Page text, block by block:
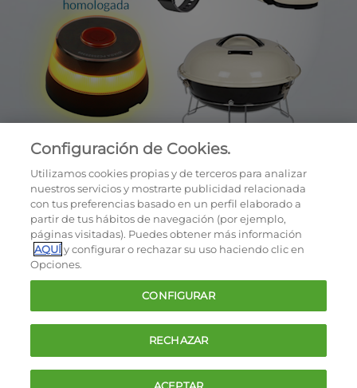
Cookies
Política de privacidad
Términos y condiciones de la oferta
Contacto
FAQ
Configuración de Cookies.
Utilizamos cookies propias y de terceros para analizar
nuestros servicios y mostrarte publicidad relacionada
con tus preferencias basado en un perfil elaborado a
partir de tus hábitos de navegación (por ejemplo,
páginas visitadas). Puedes obtener más información
AQUÍy configurar o rechazar su uso haciendo clic en
Opciones.
CONFIGURAR
RECHAZAR